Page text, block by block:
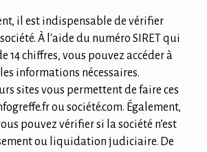
il est indispensable de vérifier
À l'aide du numéro SIRET qui
14 chiffres, vous pouvez accéder à
informations nécessaires.
sites vous permettent de faire ces
ou société.com. Également,
pouvez vérifier si la société n’est
ou liquidation judiciaire. De